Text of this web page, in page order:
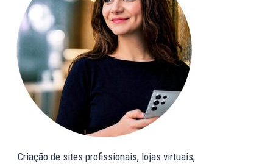
Criação de sites profissionais, lojas virtuais,